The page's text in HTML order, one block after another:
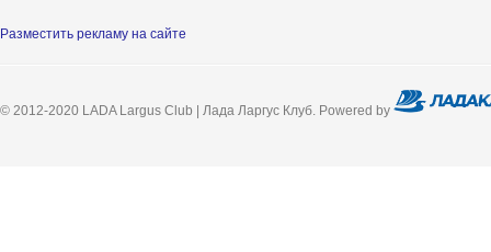
Разместить рекламу на сайте
© 2012-2020 LADA Largus Club | Лада Ларгус Клуб. Powered by